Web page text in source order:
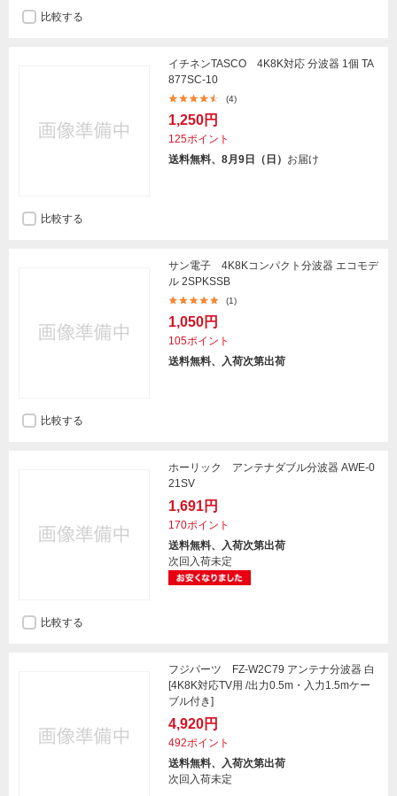
比較する
イチネンTASCO 4K8K対応 分波器 1個 TA
877SC-10
(4)
1,250円
125ポイント
送料無料、8月9日（日） お届け
比較する
サン電子 4K8Kコンパクト分波器 エコモデ
ル 2SPKSSB
(1)
1,050円
105ポイント
送料無料、入荷次第出荷
比較する
ホーリック アンテナダブル分波器 AWE-0
21SV
1,691円
170ポイント
送料無料、入荷次第出荷
次回入荷未定
比較する
フジパーツ FZ-W2C79 アンテナ分波器 白
[4K8K対応TV用 /出力0.5m・入力1.5mケー
ブル付き]
4,920円
492ポイント
送料無料、入荷次第出荷
次回入荷未定